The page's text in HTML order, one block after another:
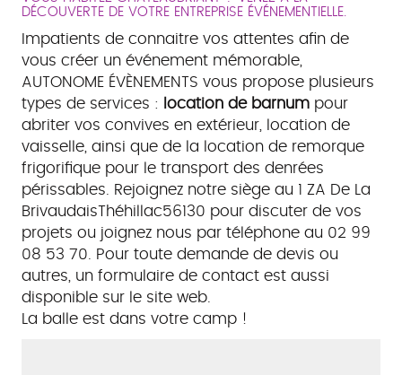
DÉCOUVERTE DE VOTRE ENTREPRISE ÉVÉNEMENTIELLE.
Impatients de connaitre vos attentes afin de
vous créer un événement mémorable,
AUTONOME ÉVÈNEMENTS vous propose plusieurs
types de services :
location de barnumpour
abriter vos convives en extérieur, location de
vaisselle, ainsi que de la location de remorque
frigorifique pour le transport des denrées
périssables. Rejoignez notre siège au 1 ZA De La
BrivaudaisThéhillac56130 pour discuter de vos
projets ou joignez nous par téléphone au 02 99
08 53 70. Pour toute demande de devis ou
autres, un formulaire de contact est aussi
disponible sur le site web.
La balle est dans votre camp !